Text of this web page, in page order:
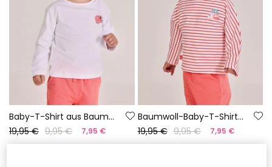
Baby-T-Shirt aus Baumwolle in Weiß
19,95 € 9,95 € 7,95 €
Baumwoll-Baby-T-Shirt mit Streifen
19,95 € 9,95 € 7,95 €